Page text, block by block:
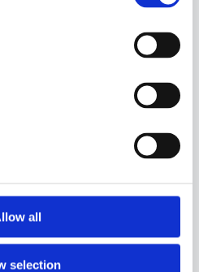
all
selection
DELLA TEMPERATURA IN AMBITO